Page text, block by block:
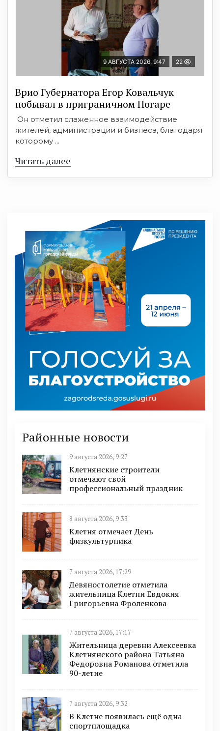
9 АВГУСТА 2026, 9:47 22
Врио Губернатора Егор Ковальчук
побывал в приграничном Погаре
Он отметил слаженное взаимодействие
жителей, администрации и бизнеса, благодаря
которому ...
Читать далее
Районные новости
9 августа 2026, 9:27
Клетнянские строители
отмечают свой
профессиональный праздник
8 августа 2026, 9:33
Клетня отмечает День
физкультурника
7 августа 2026, 17:29
Девяностолетие отметила
жительница Клетни Евдокия
Григорьевна Фроленкова
7 августа 2026, 17:17
Жительница деревни Алексеевка
Клетнянского района Татьяна
Федоровна Романова отметила
90-летие
7 августа 2026, 9:32
В Клетне появилась ещё одна
спортплощадка